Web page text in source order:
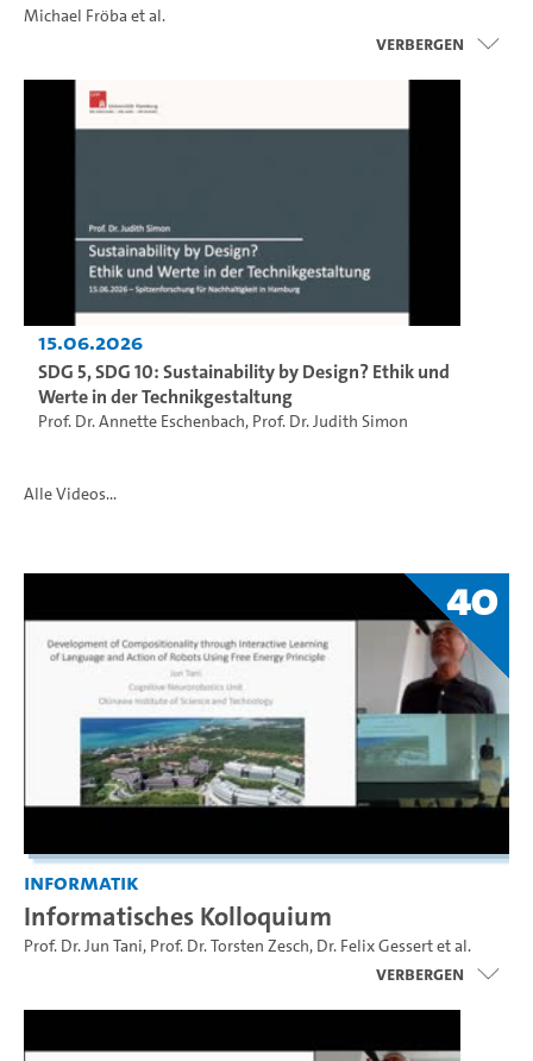
Michael Fröba et al.
Verbergen
15.06.2026
SDG 5, SDG 10: Sustainability by Design? Ethik und
Werte in der Technikgestaltung
Prof. Dr. Annette Eschenbach, Prof. Dr. Judith Simon
Alle Videos...
40
Informatik
Informatisches Kolloquium
Prof. Dr. Jun Tani, Prof. Dr. Torsten Zesch, Dr. Felix Gessertet al.
Verbergen